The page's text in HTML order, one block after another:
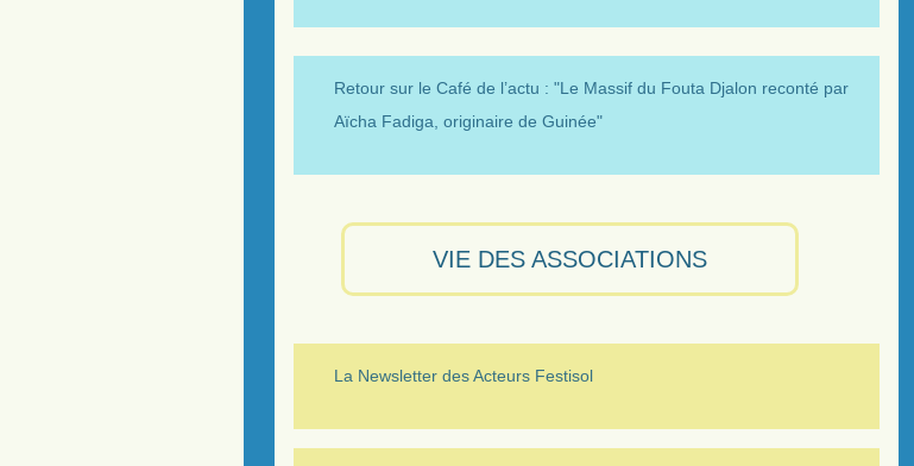
Retour sur le Café de l’actu : "Le Massif du Fouta Djalon reconté par
Aïcha Fadiga, originaire de Guinée"
VIE DES ASSOCIATIONS
La Newsletter des Acteurs Festisol